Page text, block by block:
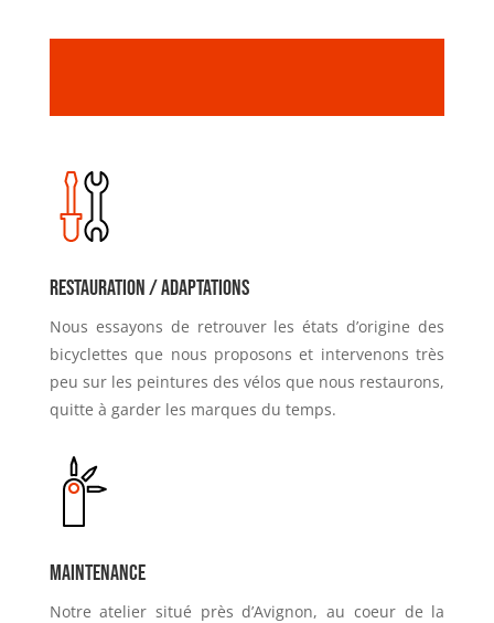
Restauration / Adaptations
Nous essayons de retrouver les états d’origine des
bicyclettes que nous proposons et intervenons très
peu sur les peintures des vélos que nous restaurons,
quitte à garder les marques du temps.
Maintenance
Notre atelier situé près d’Avignon, au coeur de la